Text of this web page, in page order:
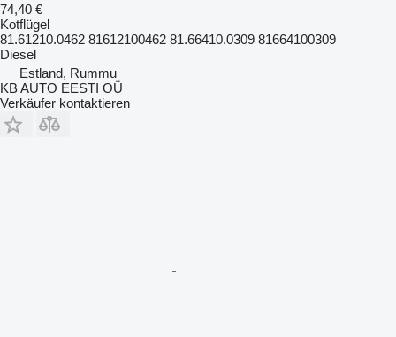
74,40 €
Kotflügel
81.61210.0462 81612100462 81.66410.0309 81664100309
Diesel
Estland, Rummu
KB AUTO EESTI OÜ
Verkäufer kontaktieren